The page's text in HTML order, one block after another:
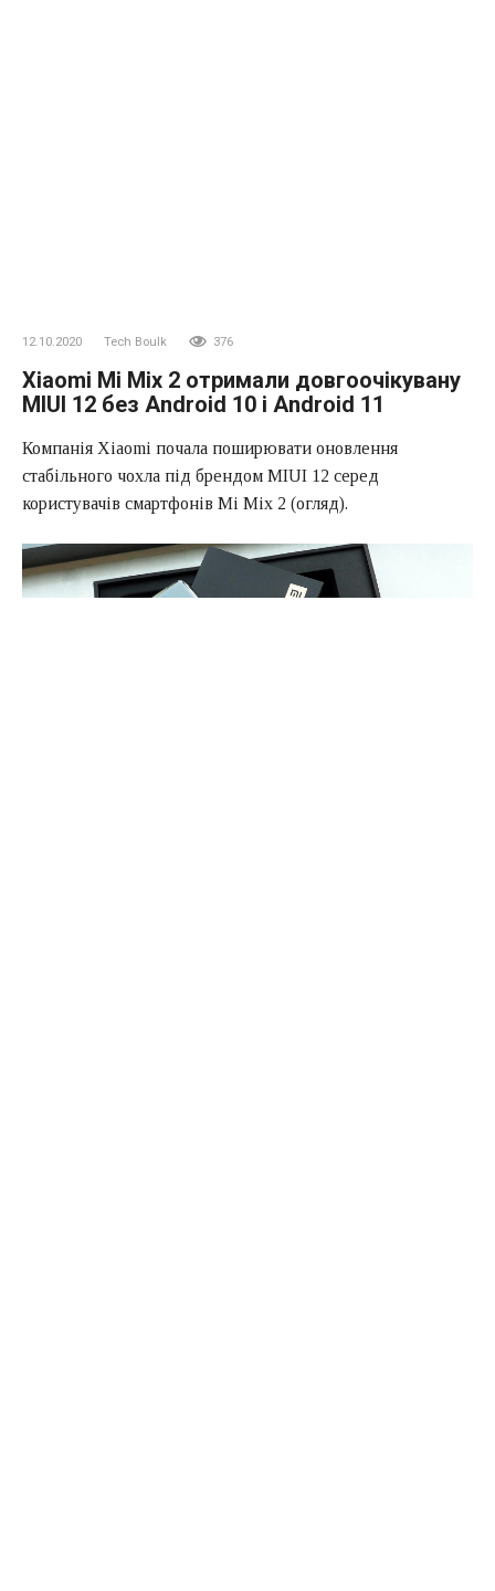
12.10.2020 Tech Boulk 376
Xiaomi Mi Mix 2 отримали довгоочікувану
MIUI 12 без Android 10 і Android 11
Компанія Xiaomi почала поширювати оновлення
стабільного чохла під брендом MIUI 12 серед
користувачів смартфонів Mi Mix 2 (огляд).